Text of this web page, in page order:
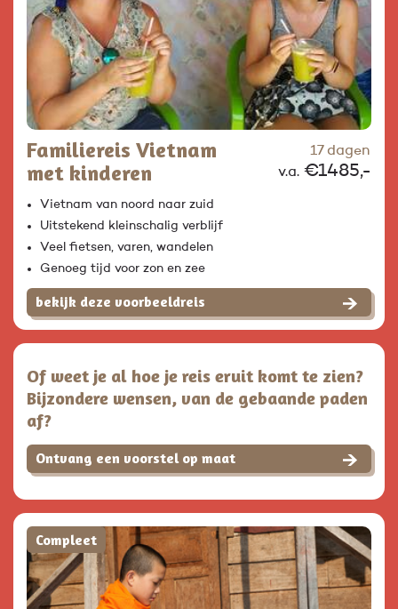
Familiereis Vietnam
met kinderen
17 dagen
v.a. €1485,-
Vietnam van noord naar zuid
Uitstekend kleinschalig verblijf
Veel fietsen, varen, wandelen
Genoeg tijd voor zon en zee
bekijk deze voorbeeldreis
Of weet je al hoe je reis eruit komt te zien?
Bijzondere wensen, van de gebaande paden
af?
Ontvang een voorstel op maat
Compleet